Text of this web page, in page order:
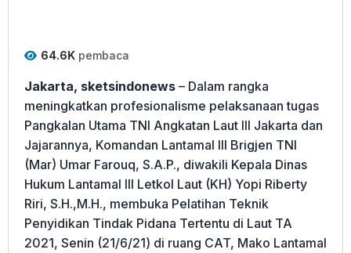
64.6K pembaca
Jakarta, sketsindonews – Dalam rangka
meningkatkan profesionalisme pelaksanaan tugas
Pangkalan Utama TNI Angkatan Laut III Jakarta dan
Jajarannya, Komandan Lantamal lll Brigjen TNI
(Mar) Umar Farouq, S.A.P., diwakili Kepala Dinas
Hukum Lantamal III Letkol Laut (KH) Yopi Riberty
Riri, S.H.,M.H., membuka Pelatihan Teknik
Penyidikan Tindak Pidana Tertentu di Laut TA
2021, Senin (21/6/21) di ruang CAT, Mako Lantamal